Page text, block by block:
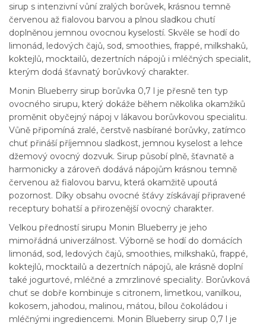
sirup s intenzivní vůní zralých borůvek, krásnou temně
červenou až fialovou barvou a plnou sladkou chutí
doplněnou jemnou ovocnou kyselostí. Skvěle se hodí do
limonád, ledových čajů, sod, smoothies, frappé, milkshaků,
koktejlů, mocktailů, dezertních nápojů i mléčných specialit,
kterým dodá šťavnatý borůvkový charakter.
Monin Blueberry sirup borůvka 0,7 l je přesně ten typ
ovocného sirupu, který dokáže během několika okamžiků
proměnit obyčejný nápoj v lákavou borůvkovou specialitu.
Vůně připomíná zralé, čerstvě nasbírané borůvky, zatímco
chuť přináší příjemnou sladkost, jemnou kyselost a lehce
džemový ovocný dozvuk. Sirup působí plně, šťavnatě a
harmonicky a zároveň dodává nápojům krásnou temně
červenou až fialovou barvu, která okamžitě upoutá
pozornost. Díky obsahu ovocné šťávy získávají připravené
receptury bohatší a přirozenější ovocný charakter.
Velkou předností sirupu Monin Blueberry je jeho
mimořádná univerzálnost. Výborně se hodí do domácích
limonád, sod, ledových čajů, smoothies, milkshaků, frappé,
koktejlů, mocktailů a dezertních nápojů, ale krásně doplní
také jogurtové, mléčné a zmrzlinové speciality. Borůvková
chuť se dobře kombinuje s citronem, limetkou, vanilkou,
kokosem, jahodou, malinou, mátou, bílou čokoládou i
mléčnými ingrediencemi. Monin Blueberry sirup 0,7 l je